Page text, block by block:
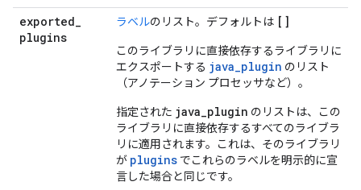
exported_
plugins
ラベルのリスト。デフォルトは []
このライブラリに直接依存するライブラリに
エクスポートする java_plugin のリスト
（アノテーション プロセッサなど）。
指定された java_plugin のリストは、この
ライブラリに直接依存するすべてのライブラ
リに適用されます。これは、そのライブラリ
が plugins でこれらのラベルを明示的に宣
言した場合と同じです。